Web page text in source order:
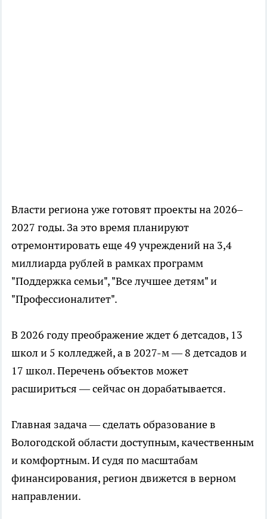
Власти региона уже готовят проекты на 2026–
2027 годы. За это время планируют
отремонтировать еще 49 учреждений на 3,4
миллиарда рублей в рамках программ
"Поддержка семьи", "Все лучшее детям" и
"Профессионалитет".
В 2026 году преображение ждет 6 детсадов, 13
школ и 5 колледжей, а в 2027-м — 8 детсадов и
17 школ. Перечень объектов может
расшириться — сейчас он дорабатывается.
Главная задача — сделать образование в
Вологодской области доступным, качественным
и комфортным. И судя по масштабам
финансирования, регион движется в верном
направлении.